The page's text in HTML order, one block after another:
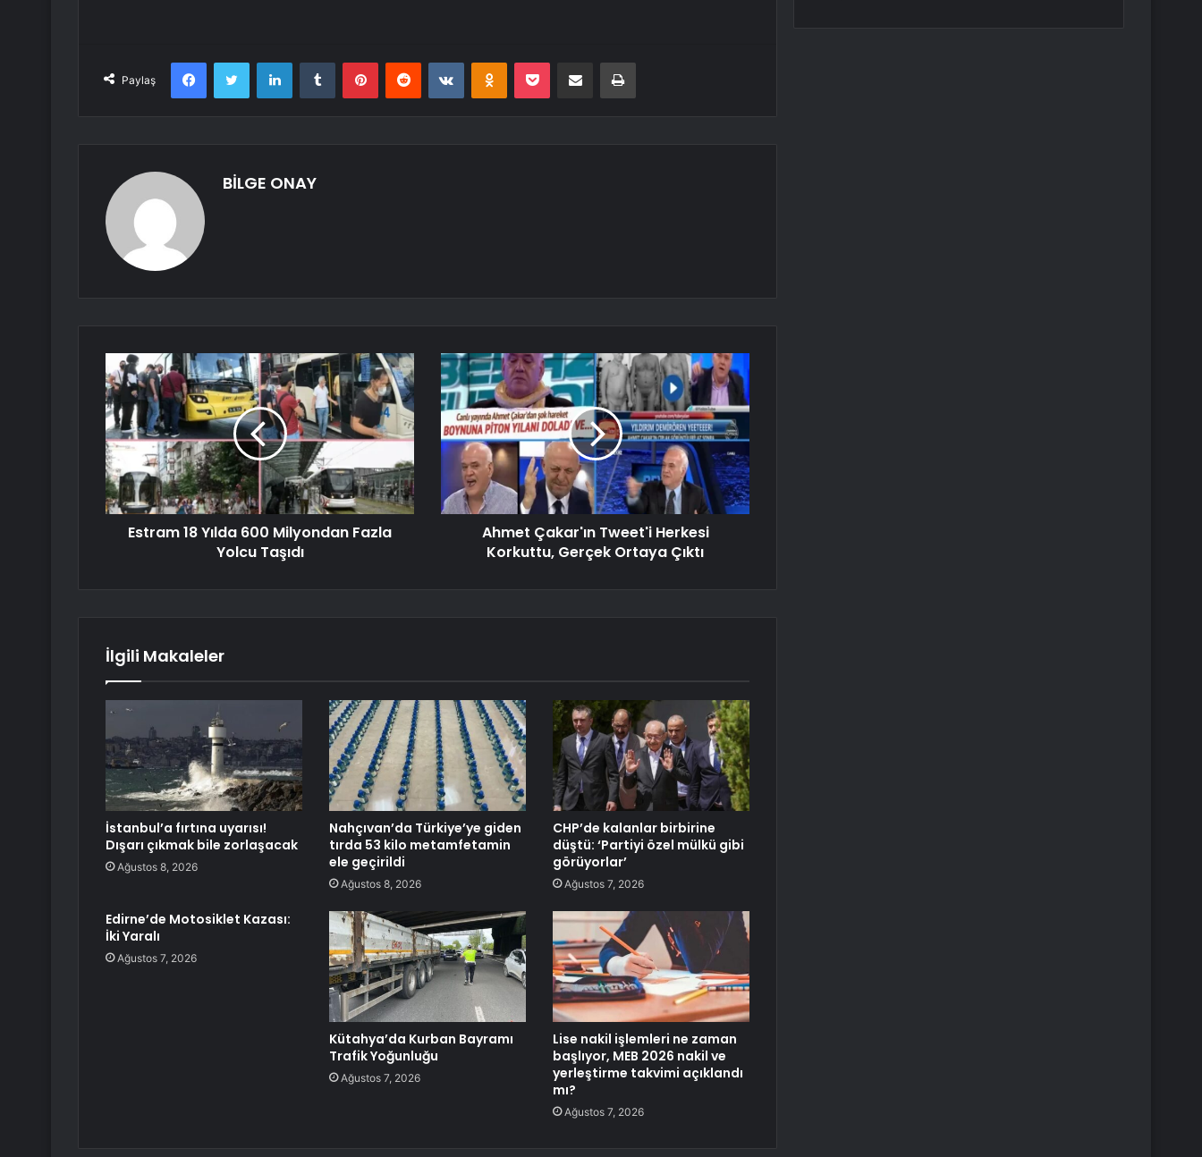
Paylaş
FacebookTwitter LinkedInTumblr PinterestReddit VKontakteOdnoklassniki
Pocket E-Posta ile paylaş Yazdır
BİLGE ONAY
Estram 18 Yılda 600 Milyondan Fazla
Yolcu Taşıdı
Ahmet Çakar'ın Tweet'i Herkesi
Korkuttu, Gerçek Ortaya Çıktı
İlgili Makaleler
İstanbul’a fırtına uyarısı!
Dışarı çıkmak bile zorlaşacak
Ağustos 8, 2026
Nahçıvan’da Türkiye’ye giden
tırda 53 kilo metamfetamin
ele geçirildi
Ağustos 8, 2026
CHP’de kalanlar birbirine
düştü: ‘Partiyi özel mülkü gibi
görüyorlar’
Ağustos 7, 2026
Edirne’de Motosiklet Kazası:
İki Yaralı
Ağustos 7, 2026
Kütahya’da Kurban Bayramı
Trafik Yoğunluğu
Ağustos 7, 2026
Lise nakil işlemleri ne zaman
başlıyor, MEB 2026 nakil ve
yerleştirme takvimi açıklandı
mı?
Ağustos 7, 2026